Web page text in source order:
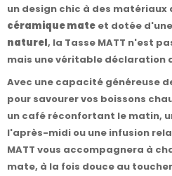
un design chic à des matériaux
céramique mate et dotée
naturel, la Tasse MATT n'est
mais une véritable déclaration
Avec une capacité généreuse
pour savourer vos boissons
un café réconfortant le matin,
l'après-midi ou une infusion
MATT vous accompagnera à
mate, à la fois douce au